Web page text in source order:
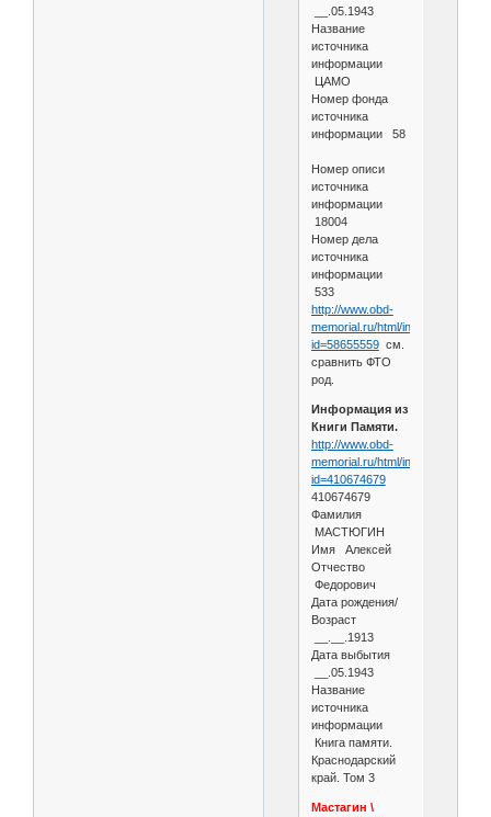
__.05.1943
Название
источника
информации
ЦАМО
Номер фонда
источника
информации 58
Номер описи
источника
информации
18004
Номер дела
источника
информации
533
http://www.obd-
memorial.ru/html/info.htm?
id=58655559см.
сравнить ФТО
род.
Информация из
Книги Памяти.
http://www.obd-
memorial.ru/html/info.htm?
id=410674679
410674679
Фамилия
МАСТЮГИН
Имя Алексей
Отчество
Федорович
Дата рождения/
Возраст
__.__.1913
Дата выбытия
__.05.1943
Название
источника
информации
Книга памяти.
Краснодарский
край. Том 3
Мастагин \